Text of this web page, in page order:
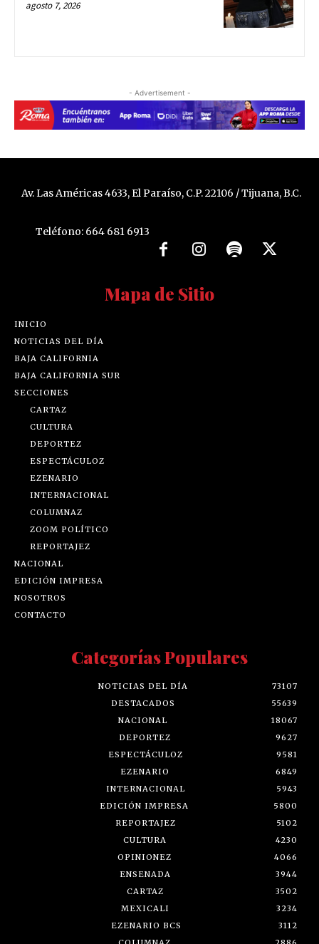
agosto 7, 2026
- Advertisement -
Av. Las Américas 4633, El Paraíso, C.P. 22106 / Tijuana, B.C.
Teléfono: 664 681 6913
Mapa de Sitio
INICIO
NOTICIAS DEL DÍA
BAJA CALIFORNIA
BAJA CALIFORNIA SUR
SECCIONES
CARTAZ
CULTURA
DEPORTEZ
ESPECTÁCULOZ
EZENARIO
INTERNACIONAL
COLUMNAZ
ZOOM POLÍTICO
REPORTAJEZ
NACIONAL
EDICIÓN IMPRESA
NOSOTROS
CONTACTO
Categorías Populares
NOTICIAS DEL DÍA
73107
DESTACADOS
55639
NACIONAL
18067
DEPORTEZ
9627
ESPECTÁCULOZ
9581
EZENARIO
6849
INTERNACIONAL
5943
EDICIÓN IMPRESA
5800
REPORTAJEZ
5102
CULTURA
4230
OPINIONEZ
4066
ENSENADA
3944
CARTAZ
3502
MEXICALI
3234
EZENARIO BCS
3112